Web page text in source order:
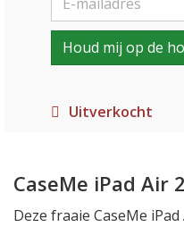
Houd mij op de
Uitverkocht
CaseMe iPad Air
Deze fraaie CaseMe